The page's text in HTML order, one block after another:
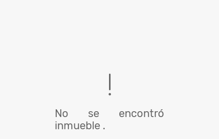
No se encontró
inmueble .